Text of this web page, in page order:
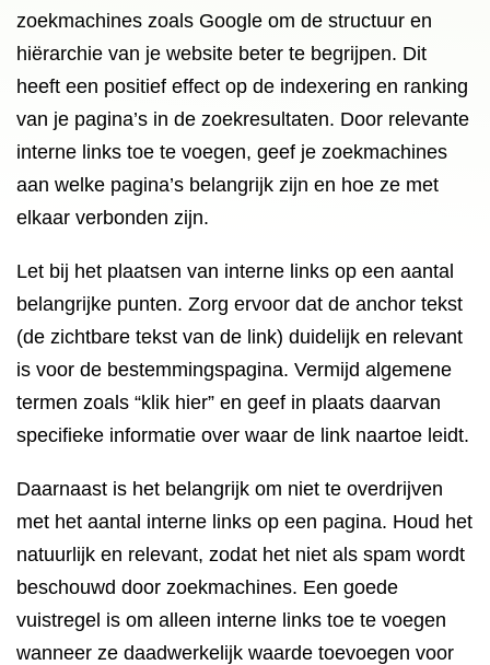
zoekmachines zoals Google om de structuur en
hiërarchie van je website beter te begrijpen. Dit
heeft een positief effect op de indexering en ranking
van je pagina’s in de zoekresultaten. Door relevante
interne links toe te voegen, geef je zoekmachines
aan welke pagina’s belangrijk zijn en hoe ze met
elkaar verbonden zijn.
Let bij het plaatsen van interne links op een aantal
belangrijke punten. Zorg ervoor dat de anchor tekst
(de zichtbare tekst van de link) duidelijk en relevant
is voor de bestemmingspagina. Vermijd algemene
termen zoals “klik hier” en geef in plaats daarvan
specifieke informatie over waar de link naartoe leidt.
Daarnaast is het belangrijk om niet te overdrijven
met het aantal interne links op een pagina. Houd het
natuurlijk en relevant, zodat het niet als spam wordt
beschouwd door zoekmachines. Een goede
vuistregel is om alleen interne links toe te voegen
wanneer ze daadwerkelijk waarde toevoegen voor